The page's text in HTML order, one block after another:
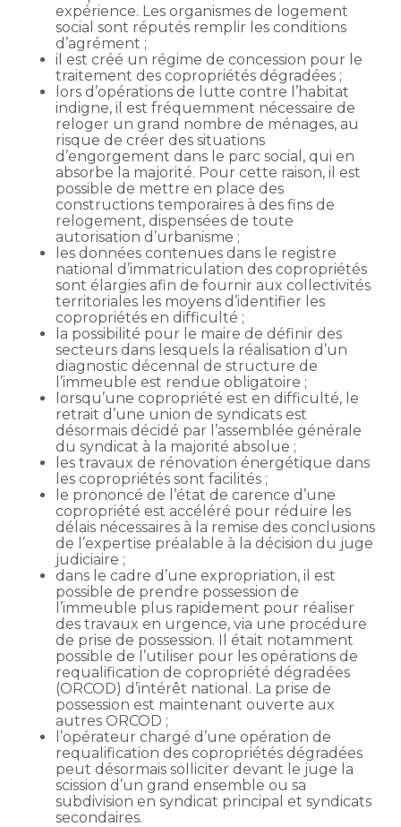
expérience. Les organismes de logement
social sont réputés remplir les conditions
d’agrément ;
il est créé un régime de concession pour le
traitement des copropriétés dégradées ;
lors d’opérations de lutte contre l’habitat
indigne, il est fréquemment nécessaire de
reloger un grand nombre de ménages, au
risque de créer des situations
d’engorgement dans le parc social, qui en
absorbe la majorité. Pour cette raison, il est
possible de mettre en place des
constructions temporaires à des fins de
relogement, dispensées de toute
autorisation d’urbanisme ;
les données contenues dans le registre
national d’immatriculation des copropriétés
sont élargies afin de fournir aux collectivités
territoriales les moyens d’identifier les
copropriétés en difficulté ;
la possibilité pour le maire de définir des
secteurs dans lesquels la réalisation d’un
diagnostic décennal de structure de
l’immeuble est rendue obligatoire ;
lorsqu’une copropriété est en difficulté, le
retrait d’une union de syndicats est
désormais décidé par l’assemblée générale
du syndicat à la majorité absolue ;
les travaux de rénovation énergétique dans
les copropriétés sont facilités ;
le prononcé de l’état de carence d’une
copropriété est accéléré pour réduire les
délais nécessaires à la remise des conclusions
de l’expertise préalable à la décision du juge
judiciaire ;
dans le cadre d’une expropriation, il est
possible de prendre possession de
l’immeuble plus rapidement pour réaliser
des travaux en urgence, via une procédure
de prise de possession. Il était notamment
possible de l’utiliser pour les opérations de
requalification de copropriété dégradées
(ORCOD) d’intérêt national. La prise de
possession est maintenant ouverte aux
autres ORCOD ;
l’opérateur chargé d’une opération de
requalification des copropriétés dégradées
peut désormais solliciter devant le juge la
scission d’un grand ensemble ou sa
subdivision en syndicat principal et syndicats
secondaires.